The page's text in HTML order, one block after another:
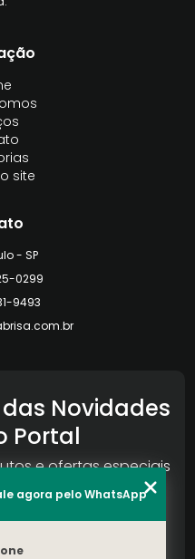
site
- SP
0299
9493
Novidades
Portal
e ofertas especiais
agora pelo WhatsApp